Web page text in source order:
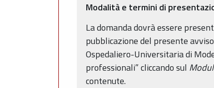
Modalità e termini di
La domanda dovrà essere
pubblicazione del presente
Ospedaliero-Universitaria di
professionali” cliccando sul
contenute.